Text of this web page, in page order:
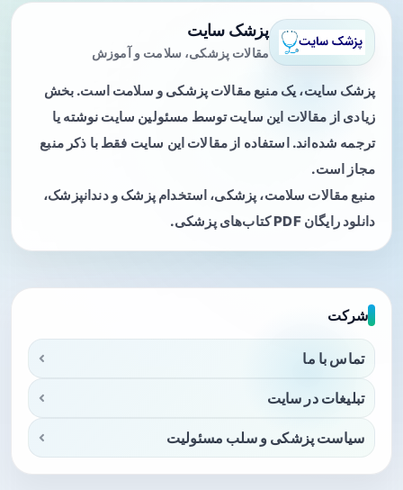
پزشک سایت
مقالات پزشکی، سلامت و آموزش
پزشک سایت، یک منبع مقالات پزشکی و سلامت است. بخش
زیادی از مقالات این سایت توسط مسئولین سایت نوشته یا
ترجمه شده‌اند. استفاده از مقالات این سایت فقط با ذکر منبع
مجاز است.
منبع مقالات سلامت، پزشکی، استخدام پزشک و دندانپزشک،
دانلود رایگان PDF کتاب‌های پزشکی.
شرکت
تماس با ما
تبلیغات در سایت
سیاست پزشکی و سلب مسئولیت